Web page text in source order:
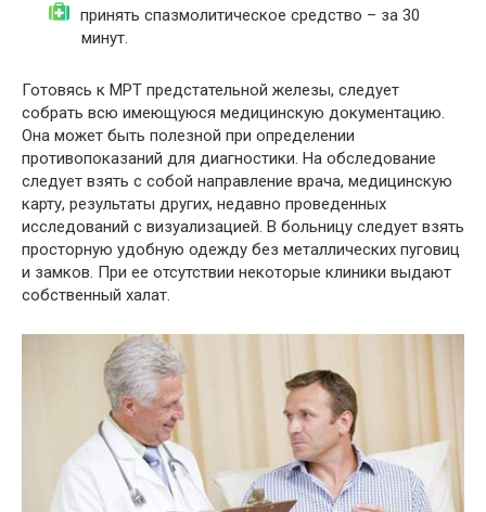
принять спазмолитическое средство – за 30
минут.
Готовясь к МРТ предстательной железы, следует
собрать всю имеющуюся медицинскую документацию.
Она может быть полезной при определении
противопоказаний для диагностики. На обследование
следует взять с собой направление врача, медицинскую
карту, результаты других, недавно проведенных
исследований с визуализацией. В больницу следует взять
просторную удобную одежду без металлических пуговиц
и замков. При ее отсутствии некоторые клиники выдают
собственный халат.